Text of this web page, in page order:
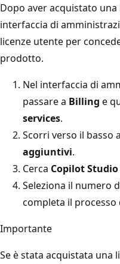
Dopo aver acquistato
interfaccia di
licenze utente per
prodotto.
Nel interfaccia di
passare a Billing e
services.
Scorri verso il basso
aggiuntivi.
Cerca Copilot Studio
Seleziona il numero
completa il processo
Importante
Se è stata acquistata una